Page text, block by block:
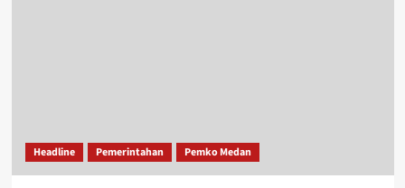
Headline Pemerintahan Pemko Medan